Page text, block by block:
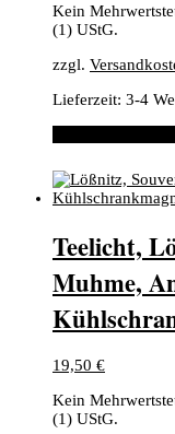
Kein
(1) UStG.
zzgl.
Lieferzeit: 3-4
Teelicht,
Muhme,
19,50 €
Kein
(1) UStG.